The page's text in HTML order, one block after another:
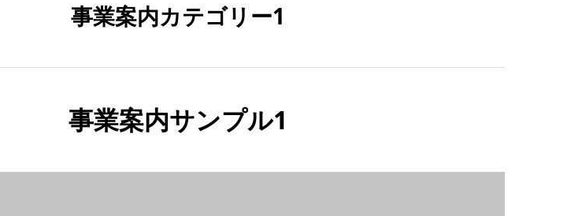
事業案内カテゴリー1
事業案内サンプル1